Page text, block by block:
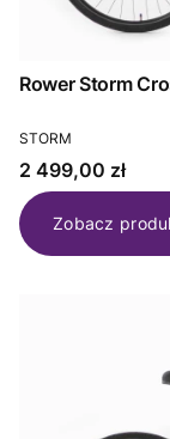
PRODUCENT
STORM
Cena
2 499,00 zł
Zobacz